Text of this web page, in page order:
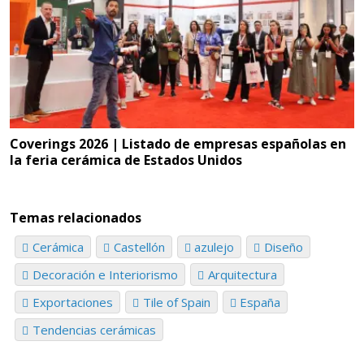
Coverings 2026 | Listado de empresas españolas en
la feria cerámica de Estados Unidos
Temas relacionados
Cerámica Castellón azulejo
Diseño
Decoración e Interiorismo
Arquitectura
Exportaciones
Tile of Spain
España
Tendencias cerámicas